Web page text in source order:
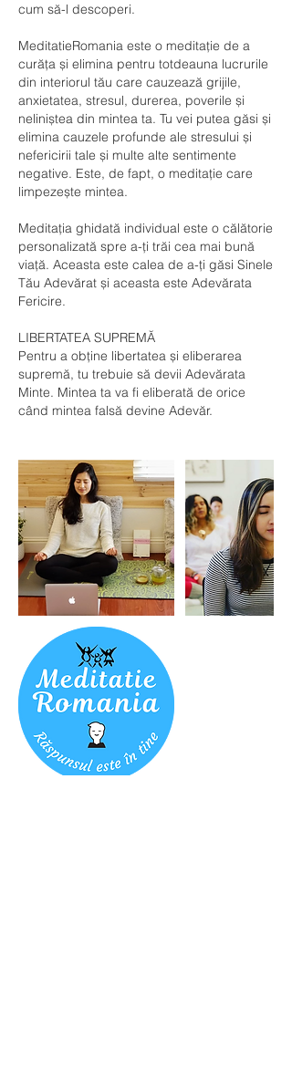
cum să-l descoperi.
MeditatieRomania este o meditație de a
curăța și elimina pentru totdeauna lucrurile
din interiorul tău care cauzează grijile,
anxietatea, stresul, durerea, poverile și
neliniștea din mintea ta. Tu vei putea găsi și
elimina cauzele profunde ale stresului și
nefericirii tale și multe alte sentimente
negative. Este, de fapt, o meditație care
limpezește mintea.
Meditația ghidată individual este o călătorie
personalizată spre a-ți trăi cea mai bună
viață. Aceasta este calea de a-ți găsi Sinele
Tău Adevărat și aceasta este Adevărata
Fericire.
LIBERTATEA SUPREMĂ
Pentru a obține libertatea și eliberarea
supremă, tu trebuie să devii Adevărata
Minte. Mintea ta va fi eliberată de orice
când mintea falsă devine Adevăr.